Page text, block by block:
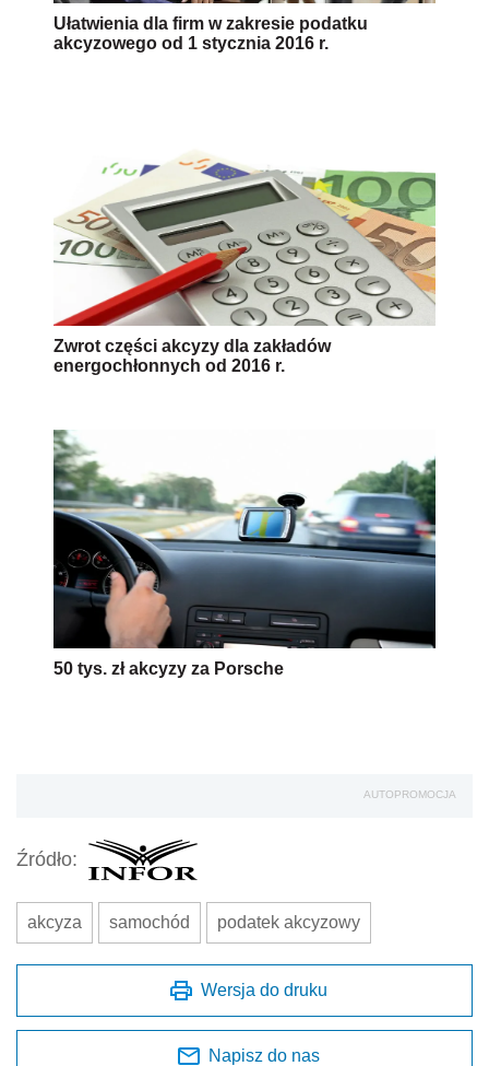
Ułatwienia dla firm w zakresie podatku
akcyzowego od 1 stycznia 2016 r.
Zwrot części akcyzy dla zakładów
energochłonnych od 2016 r.
50 tys. zł akcyzy za Porsche
AUTOPROMOCJA
Źródło:
akcyza samochód podatek akcyzowy
Wersja do druku
Napisz do nas